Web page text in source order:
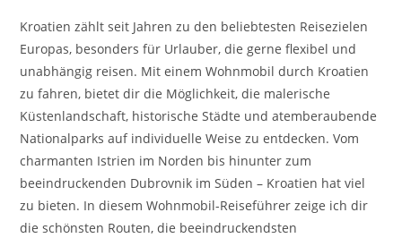
Kroatien zählt seit Jahren zu den beliebtesten Reisezielen
Europas, besonders für Urlauber, die gerne flexibel und
unabhängig reisen. Mit einem Wohnmobil durch Kroatien
zu fahren, bietet dir die Möglichkeit, die malerische
Küstenlandschaft, historische Städte und atemberaubende
Nationalparks auf individuelle Weise zu entdecken. Vom
charmanten Istrien im Norden bis hinunter zum
beeindruckenden Dubrovnik im Süden – Kroatien hat viel
zu bieten. In diesem Wohnmobil-Reiseführer zeige ich dir
die schönsten Routen, die beeindruckendsten